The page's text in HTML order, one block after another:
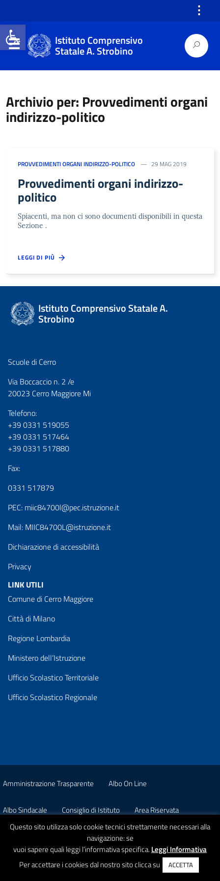
Open toolbar
⋮
Istituto Comprensivo
Statale A. Strobino
Archivio per: Provvedimenti organi
indirizzo-politico
PROVVEDIMENTI ORGANI INDIRIZZO-POLITICO 29 MAG 2019
Provvedimenti organi indirizzo-
politico
Spiacenti, ma non ci sono documenti disponibili in questa
Sezione .
LEGGI DI PIÙ
Istituto Comprensivo Statale A.
Strobino
Scuole di Cerro
Via Boccaccio n. 2 /e
20023 Cerro Maggiore Mi
Telefono:
+39 0331 519055
+39 0331 517464
+39 0331 517880
Fax:
0331 517879
PEC: miic84700l@pec.istruzione.it
Mail: MIIC84700L@istruzione.it
Dichiarazione di accessibilità
Privacy
LINK UTILI
Comune di Cerro Maggiore
Città di Milano
Regione Lombardia
Ministero dell’Istruzione
Ufficio Scolastico Territoriale
Ufficio Scolastico Regionale
Amministrazione Trasparente Albo On Line
Albo Sindacale Consiglio di Istituto Area Riservata
© 2026 Istituto Comprensivo Statale A. Strobino
Questo sito utilizza solo cookie tecnici strettamente necessari alla
navigazione: se
vuoi sapere quali leggi l’informativa specifica. Leggi Informativa
Per accettare i cookies dal nostro sito clicca su
ACCETTA